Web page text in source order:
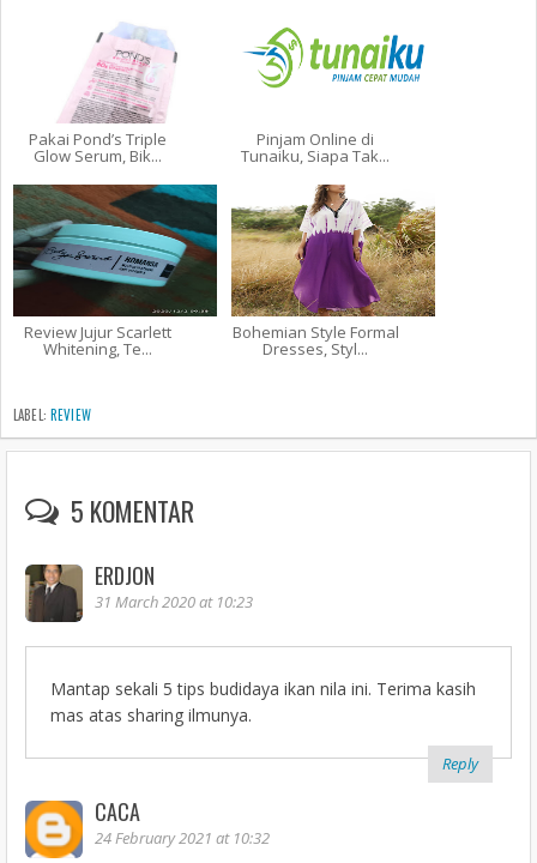
Pakai Pond’s Triple
Glow Serum, Bik...
Pinjam Online di
Tunaiku, Siapa Tak...
Review Jujur Scarlett
Whitening, Te...
Bohemian Style Formal
Dresses, Styl...
LABEL: REVIEW
5 KOMENTAR
ERDJON
31 March 2020 at 10:23
Mantap sekali 5 tips budidaya ikan nila ini. Terima kasih
mas atas sharing ilmunya.
Reply
CACA
24 February 2021 at 10:32